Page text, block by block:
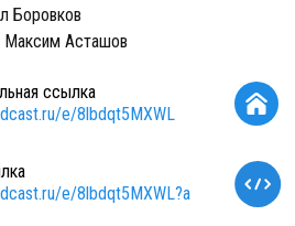
Боровков
Асташов
ссылка
e/8lbdqt5MXWL
e/8lbdqt5MXWL?a